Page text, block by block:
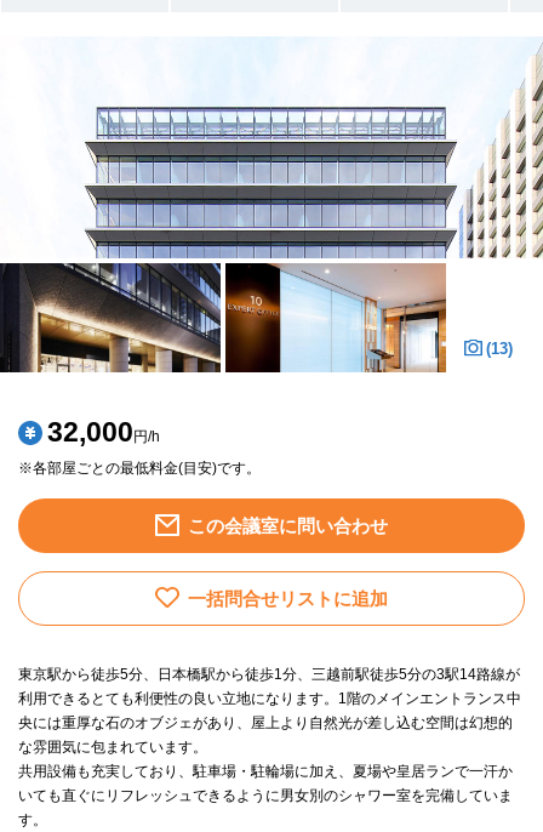
(13)
32,000 円/h
※各部屋ごとの最低料金(目安)です。
この会議室に問い合わせ
一括問合せリストに追加
東京駅から徒歩5分、日本橋駅から徒歩1分、三越前駅徒歩5分の3駅14路線が
利用できるとても利便性の良い立地になります。1階のメインエントランス中
央には重厚な石のオブジェがあり、屋上より自然光が差し込む空間は幻想的
な雰囲気に包まれています。
共用設備も充実しており、駐車場・駐輪場に加え、夏場や皇居ランで一汗か
いても直ぐにリフレッシュできるように男女別のシャワー室を完備していま
す。